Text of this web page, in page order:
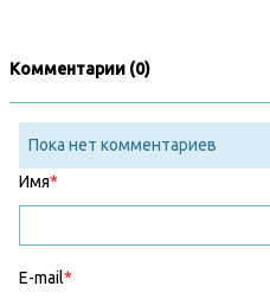
Комментарии (0)
Пока нет комментариев
Имя
E-mail